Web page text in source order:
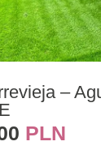
–
PLN